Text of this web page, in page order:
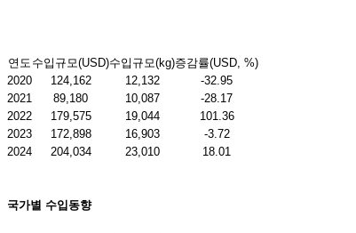
연도 수입규모(USD)수입규모(kg)증감률(USD, %)
2020
124,162 12,132
-32.95
2021
89,180 10,087
-28.17
2022
179,575 19,044
101.36
2023
172,898 16,903
-3.72
2024
204,034 23,010
18.01
국가별 수입동향